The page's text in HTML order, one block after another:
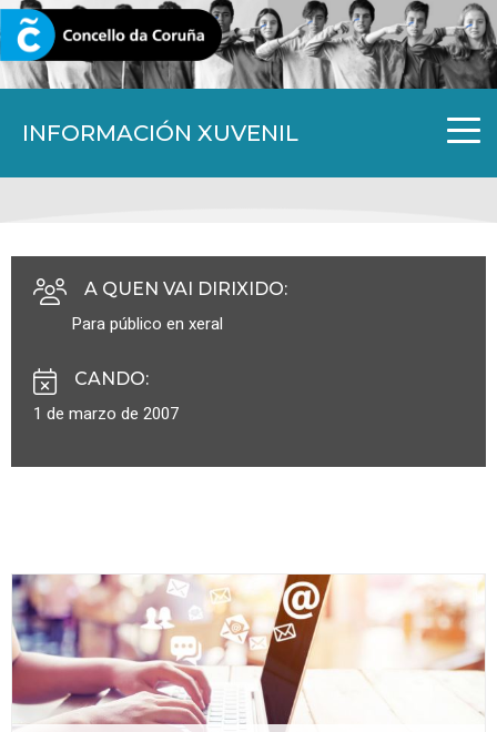
INFORMACIÓN XUVENIL
CORUNA.GAL
A QUEN VAI DIRIXIDO:
Para público en xeral
CANDO:
1 de marzo de 2007